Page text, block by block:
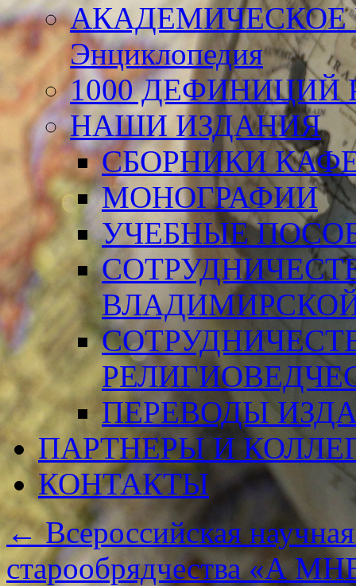
АКАДЕМИЧЕСКОЕ
Энциклопедия
1000 ДЕФИНИЦИЙ
НАШИ ИЗДАНИЯ
СБОРНИКИ
МОНОГРАФИИ
УЧЕБНЫЕ
ПЕРЕВОДЫ
ПАРТНЕРЫ И
КОНТАКТЫ
←Всероссийская
старообрядчества «А